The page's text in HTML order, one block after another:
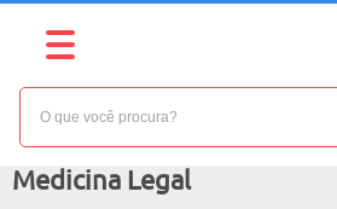
NÍVEL: AVANÇADO
Medicina Legal